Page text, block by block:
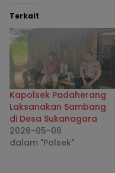
Terkait
Kapolsek Padaherang
Laksanakan Sambang
di Desa Sukanagara
2026-05-06
dalam "Polsek"